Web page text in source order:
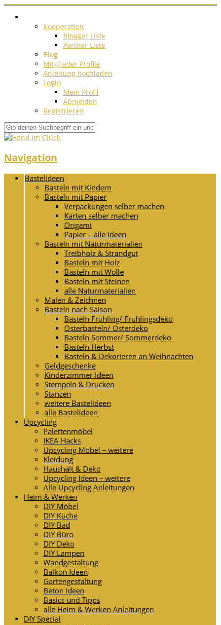
Kooperation
Blogger Liste
Partner Liste
Blog
Mitglieder Profile
Anleitung hochladen
Login
Mein Profil
Abmelden
Registrieren
Navigation
Bastelideen
Basteln mit Kindern
Basteln mit Papier
Verpackungen selber machen
Karten selber machen
Origami
Papier – alle Ideen
Basteln mit Naturmaterialien
Treibholz & Strandgut
Basteln mit Holz
Basteln mit Wolle
Basteln mit Steinen
alle Naturmaterialien
Malen & Zeichnen
Basteln nach Saison
Basteln Frühling/ Frühlingsdeko
Osterbasteln/ Osterdeko
Basteln Sommer/ Sommerdeko
Basteln Herbst
Basteln & Dekorieren an Weihnachten
Geldgeschenke
Kinderzimmer Ideen
Stempeln & Drucken
Stanzen
weitere Bastelideen
alle Bastelideen
Upcycling
Palettenmöbel
IKEA Hacks
Upcycling Möbel – weitere
Kleidung
Haushalt & Deko
Upcycling Ideen – weitere
Alle Upcycling Anleitungen
Heim & Werken
DIY Möbel
DIY Küche
DIY Bad
DIY Büro
DIY Deko
DIY Lampen
Wandgestaltung
Balkon Ideen
Gartengestaltung
Beton Ideen
Basics und Tipps
alle Heim & Werken Anleitungen
DIY Special